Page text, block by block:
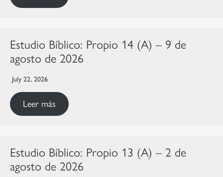
Estudio Bíblico: Propio 14 (A) – 9 de
agosto de 2026
July 22, 2026
Leer más
Estudio Bíblico: Propio 13 (A) – 2 de
agosto de 2026